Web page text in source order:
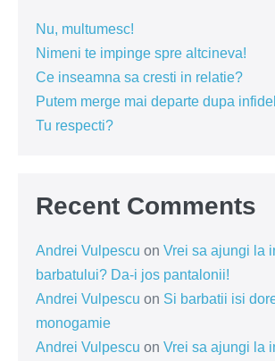
Nu, multumesc!
Nimeni te impinge spre altcineva!
Ce inseamna sa cresti in relatie?
Putem merge mai departe dupa
Tu respecti?
Recent Comments
Andrei Vulpescu on Vrei sa ajungi la
barbatului? Da-i jos pantalonii!
Andrei Vulpescu on Si barbatii isi
monogamie
Andrei Vulpescu on Vrei sa ajungi la